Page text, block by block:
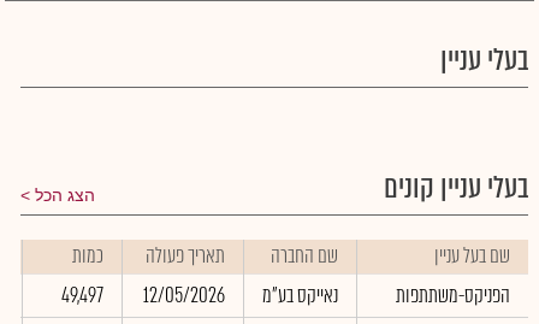
בעלי עניין
בעלי עניין קונים הצג הכל
שם בעל עניין שם החברה תאריך פעולה כמות
הפניקס-משתתפות
נאייקס בע"מ 12/05/2026
49,497